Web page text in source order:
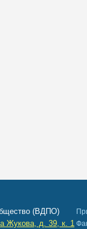
(ВДПО)
Жукова, д. 39, к. 1